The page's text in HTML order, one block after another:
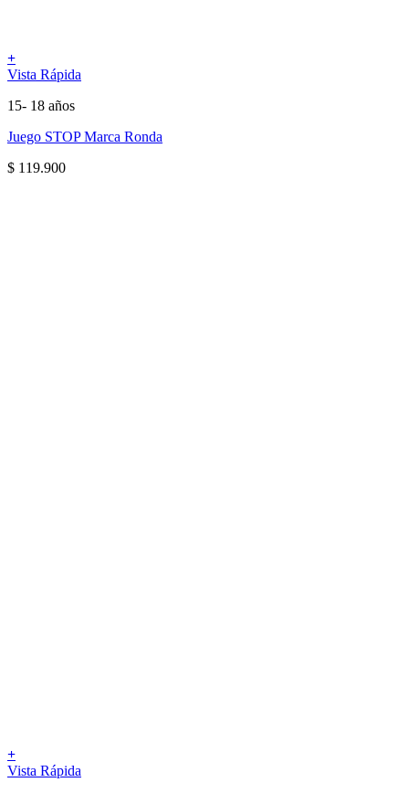
+
Vista Rápida
15- 18 años
Juego STOP Marca Ronda
$ 119.900
+
Vista Rápida